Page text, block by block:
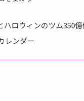
ロウィンのツム350
レンダー